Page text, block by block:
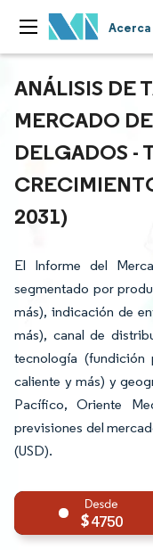
ANÁLISIS DE
MERCADO
DELGADOS -
2031)
El Informe del
segmentado por
más), indicación de
más), canal de
tecnología (fundición
caliente y más) y
Pacífico, Oriente
previsiones del
(USD).
4750